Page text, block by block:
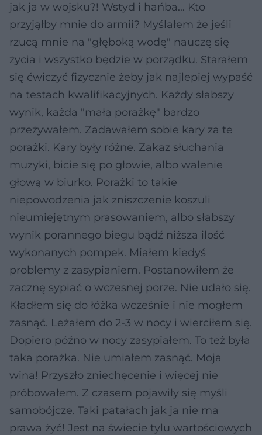
jak ja w wojsku?! Wstyd i hańba... Kto
przyjąłby mnie do armii? Myślałem że jeśli
rzucą mnie na "głęboką wodę" nauczę się
życia i wszystko będzie w porządku. Starałem
się ćwiczyć fizycznie żeby jak najlepiej wypaść
na testach kwalifikacyjnych. Każdy słabszy
wynik, każdą "małą porażkę" bardzo
przeżywałem. Zadawałem sobie kary za te
porażki. Kary były różne. Zakaz słuchania
muzyki, bicie się po głowie, albo walenie
głową w biurko. Porażki to takie
niepowodzenia jak zniszczenie koszuli
nieumiejętnym prasowaniem, albo słabszy
wynik porannego biegu bądź niższa ilość
wykonanych pompek. Miałem kiedyś
problemy z zasypianiem. Postanowiłem że
zacznę sypiać o wczesnej porze. Nie udało się.
Kładłem się do łóżka wcześnie i nie mogłem
zasnąć. Leżałem do 2-3 w nocy i wierciłem się.
Dopiero późno w nocy zasypiałem. To też była
taka porażka. Nie umiałem zasnąć. Moja
wina! Przyszło zniechęcenie i więcej nie
próbowałem. Z czasem pojawiły się myśli
samobójcze. Taki patałach jak ja nie ma
prawa żyć! Jest na świecie tylu wartościowych